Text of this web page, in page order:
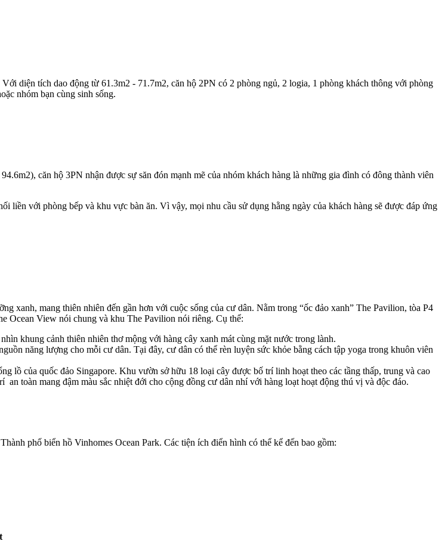
diện tích dao động từ 61.3m2 - 71.7m2, căn hộ 2PN có 2 phòng ngủ, 2 logia, 1 phòng khách thông với phòng
nhóm bạn cùng sinh sống.
căn hộ 3PN nhận được sự săn đón mạnh mẽ của nhóm khách hàng là những gia đình có đông thành viên
liền với phòng bếp và khu vực bàn ăn. Vì vậy, mọi nhu cầu sử dụng hằng ngày của khách hàng sẽ được đáp ứng
xanh, mang thiên nhiên đến gần hơn với cuộc sống của cư dân. Nằm trong “ốc đảo xanh” The Pavilion, tòa P4
Ocean View nói chung và khu The Pavilion nói riêng. Cụ thể:
khung cảnh thiên nhiên thơ mộng với hàng cây xanh mát cùng mặt nước trong lành.
năng lượng cho mỗi cư dân. Tại đây, cư dân có thể rèn luyện sức khỏe bằng cách tập yoga trong khuôn viên
lồ của quốc đảo Singapore. Khu vườn sở hữu 18 loại cây được bố trí linh hoạt theo các tầng thấp, trung và cao
toàn mang đậm màu sắc nhiệt đới cho cộng đồng cư dân nhí với hàng loạt hoạt động thú vị và độc đáo.
phố biển hồ Vinhomes Ocean Park. Các tiện ích điển hình có thể kể đến bao gồm: